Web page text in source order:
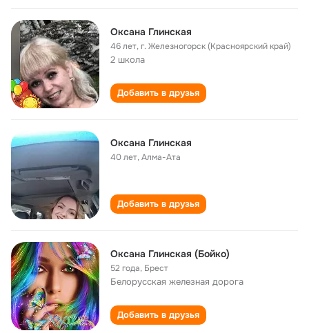
Оксана Глинская
46 лет,г. Железногорск (Красноярский край)
2 школа
Добавить в друзья
Оксана Глинская
40 лет,Алма-Ата
Добавить в друзья
Оксана Глинская (Бойко)
52 года, Брест
Белорусская железная дорога
Добавить в друзья